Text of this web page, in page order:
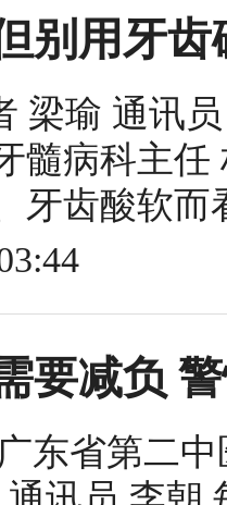
别用牙
梁瑜 通讯
髓病科主
牙齿酸软
要减负
东省第二